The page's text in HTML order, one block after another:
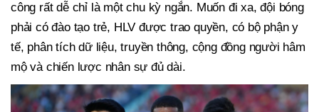
công rất dễ chỉ là một chu kỳ ngắn. Muốn đi xa, đội bóng
phải có đào tạo trẻ, HLV được trao quyền, có bộ phận y
tế, phân tích dữ liệu, truyền thông, cộng đồng người hâm
mộ và chiến lược nhân sự đủ dài.